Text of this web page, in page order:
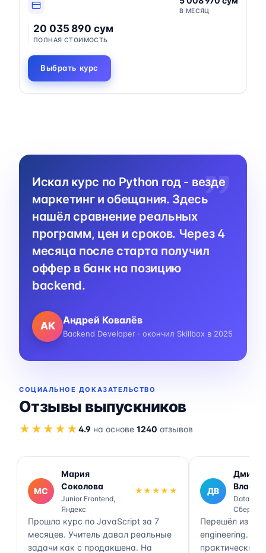
В МЕСЯЦ
20 035 890 сум
ПОЛНАЯ СТОИМОСТЬ
Выбрать курс
Искал курс по Python год - везде
маркетинг и обещания. Здесь
нашёл сравнение реальных
программ, цен и сроков. Через 4
месяца после старта получил
оффер в банк на позицию
backend.
АК Андрей Ковалёв
Backend Developer · окончил Skillbox в 2025
СОЦИАЛЬНОЕ ДОКАЗАТЕЛЬСТВО
Отзывы выпускников
★★★★★4.9 на основе 1240 отзывов
МС
Мария
Соколова
Junior Frontend,
Яндекс
★★★★★
Прошла курс по JavaScript за 7
месяцев. Учитель давал реальные
задачи как с продакшена. На
ДВ
Власов
Data
Сбер
Перешёл из
engineering.
практически